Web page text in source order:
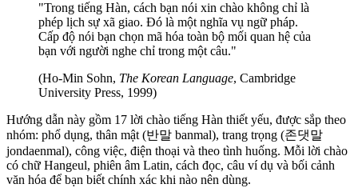
"Trong tiếng Hàn, cách bạn nói xin chào không chỉ là
phép lịch sự xã giao. Đó là một nghĩa vụ ngữ pháp.
Cấp độ nói bạn chọn mã hóa toàn bộ mối quan hệ của
bạn với người nghe chỉ trong một câu."
(Ho-Min Sohn, The Korean Language, Cambridge
University Press, 1999)
Hướng dẫn này gồm 17 lời chào tiếng Hàn thiết yếu, được sắp theo
nhóm: phổ dụng, thân mật (반말 banmal), trang trọng (존댓말
jondaenmal), công việc, điện thoại và theo tình huống. Mỗi lời chào
có chữ Hangeul, phiên âm Latin, cách đọc, câu ví dụ và bối cảnh
văn hóa để bạn biết chính xác khi nào nên dùng.